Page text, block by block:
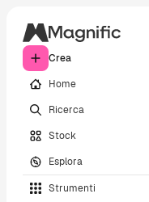
Crea
Home
Ricerca
Stock
Esplora
Strumenti